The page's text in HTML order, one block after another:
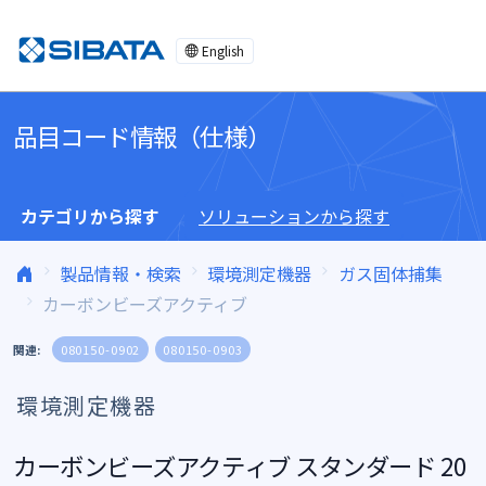
English
品目コード情報（仕様）
カテゴリから探す ソリューションから探す
製品情報・検索 環境測定機器
ガス固体捕集
カーボンビーズアクティブ
関連: 080150-0902 080150-0903
環境測定機器
カーボンビーズアクティブ スタンダード 20